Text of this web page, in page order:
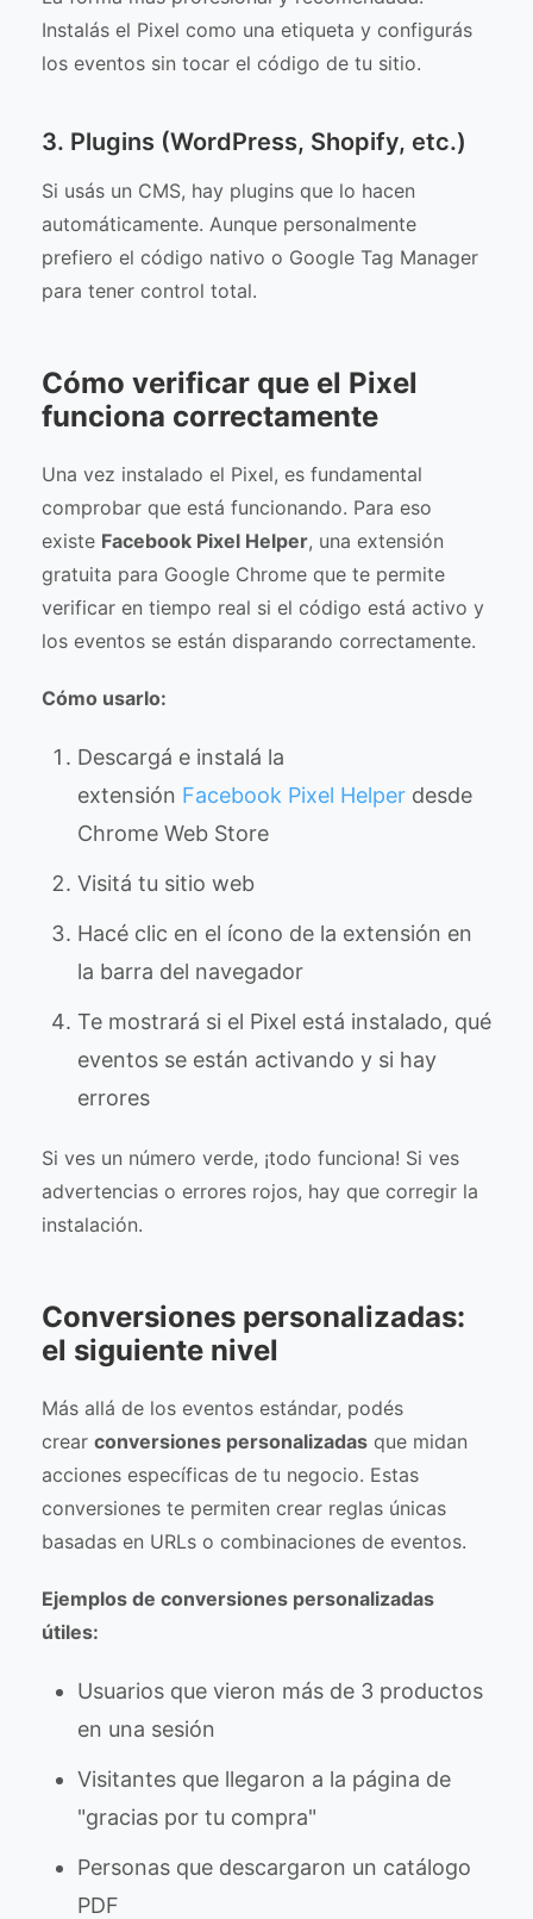
Instalás el Pixel como una etiqueta y configurás
los eventos sin tocar el código de tu sitio.
3. Plugins (WordPress, Shopify, etc.)
Si usás un CMS, hay plugins que lo hacen
automáticamente. Aunque personalmente
prefiero el código nativo o Google Tag Manager
para tener control total.
Cómo verificar que el Pixel
funciona correctamente
Una vez instalado el Pixel, es fundamental
comprobar que está funcionando. Para eso
existe Facebook Pixel Helper, una extensión
gratuita para Google Chrome que te permite
verificar en tiempo real si el código está activo y
los eventos se están disparando correctamente.
Cómo usarlo:
Descargá e instalá la
extensión Facebook Pixel Helper desde
Chrome Web Store
Visitá tu sitio web
Hacé clic en el ícono de la extensión en
la barra del navegador
Te mostrará si el Pixel está instalado, qué
eventos se están activando y si hay
errores
Si ves un número verde, ¡todo funciona! Si ves
advertencias o errores rojos, hay que corregir la
instalación.
Conversiones personalizadas:
el siguiente nivel
Más allá de los eventos estándar, podés
crear conversiones personalizadas que midan
acciones específicas de tu negocio. Estas
conversiones te permiten crear reglas únicas
basadas en URLs o combinaciones de eventos.
Ejemplos de conversiones personalizadas
útiles:
Usuarios que vieron más de 3 productos
en una sesión
Visitantes que llegaron a la página de
"gracias por tu compra"
Personas que descargaron un catálogo
PDF